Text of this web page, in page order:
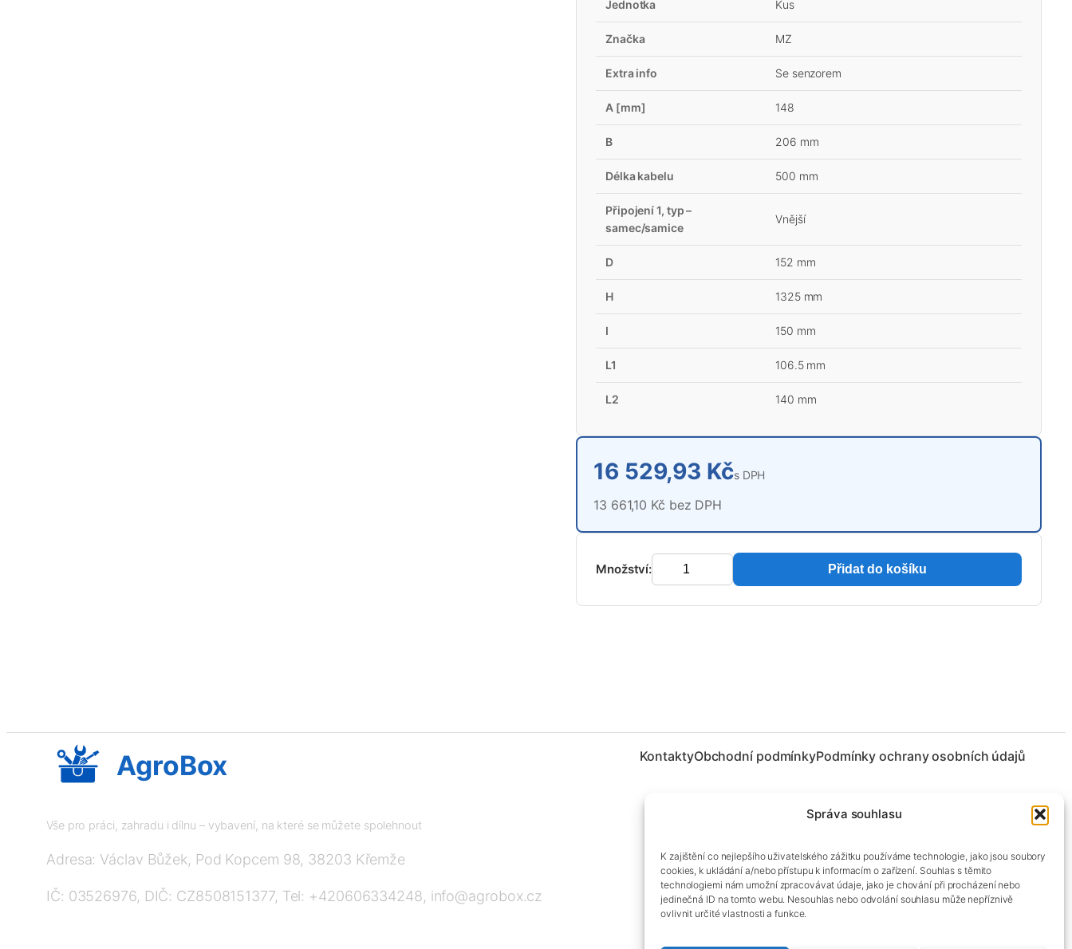
Správa souhlasu
K zajištění co nejlepšího uživatelského zážitku používáme technologie, jako jsou soubory
cookies, k ukládání a/nebo přístupu k informacím o zařízení. Souhlas s těmito
technologiemi nám umožní zpracovávat údaje, jako je chování při procházení nebo
jedinečná ID na tomto webu. Nesouhlas nebo odvolání souhlasu může nepříznivě
ovlivnit určité vlastnosti a funkce.
Jednotka Kus
Značka MZ
Extra info Se senzorem
A [mm] 148
B 206 mm
Délka kabelu 500 mm
Připojení 1, typ –
samec/samice
Vnější
D 152 mm
H 1325 mm
I 150 mm
L1 106.5 mm
L2 140 mm
16 529,93 Kčs DPH
13 661,10 Kč bez DPH
Množství: Přidat do košíku
AgroBox
Vše pro práci, zahradu i dílnu – vybavení, na které se můžete spolehnout
Adresa: Václav Bůžek, Pod Kopcem 98, 38203 Křemže
IČ: 03526976, DIČ: CZ8508151377, Tel: +420606334248, info@agrobox.cz
KontaktyObchodní podmínkyPodmínky ochrany osobních údajů